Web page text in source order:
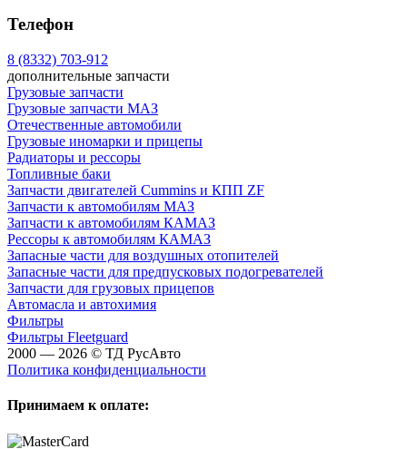
Телефон
8 (8332) 703-912
дополнительные запчасти
Грузовые запчасти
Грузовые запчасти МАЗ
Отечественные автомобили
Грузовые иномарки и прицепы
Радиаторы и рессоры
Топливные баки
Запчасти двигателей Cummins и КПП ZF
Запчасти к автомобилям МАЗ
Запчасти к автомобилям КАМАЗ
Рессоры к автомобилям КАМАЗ
Запасные части для воздушных отопителей
Запасные части для предпусковых подогревателей
Запчасти для грузовых прицепов
Автомасла и автохимия
Фильтры
Фильтры Fleetguard
2000 — 2026 © ТД РусАвто
Политика конфиденциальности
Принимаем к оплате: